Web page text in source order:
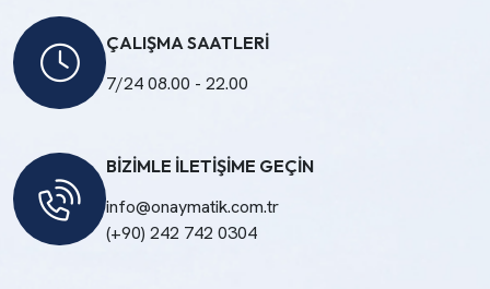
ÇALIŞMA SAATLERİ
7/24 08.00 - 22.00
BİZİMLE İLETİŞİME GEÇİN
info@onaymatik.com.tr
(+90) 242 742 0304